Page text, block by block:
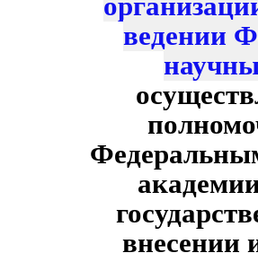
ведении
внесении